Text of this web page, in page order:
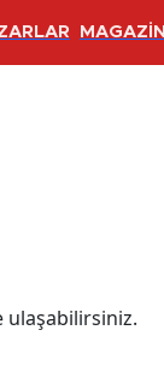
MAGAZİN
ulaşabilirsiniz.